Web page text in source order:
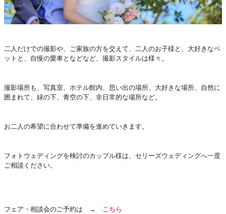
二人だけでの撮影や、ご家族の方を交えて、二人のお子様と、大好きなペ
ットと、自慢の愛車となどなど、撮影スタイルは様々。
撮影場所も、写真室、ホテル館内、思い出の場所、大好きな場所、自然に
囲まれて、緑の下、青空の下、非日常的な場所など。
お二人の希望に合わせて準備を進めていきます。
フォトウェディングを検討のカップル様は、セリーズウェディングへ一度
ご相談ください。
フェア・相談会のご予約は → こちら